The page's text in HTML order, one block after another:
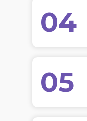
04
05